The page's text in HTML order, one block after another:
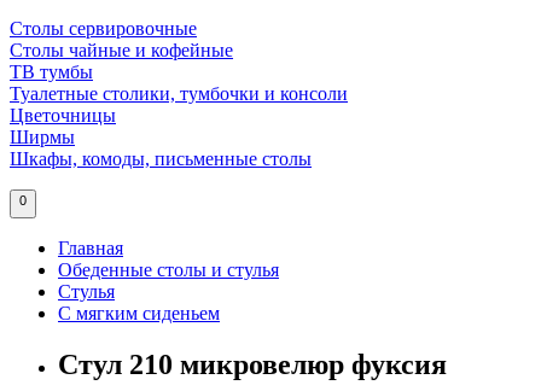
Столы сервировочные
Столы чайные и кофейные
ТВ тумбы
Туалетные столики, тумбочки и консоли
Цветочницы
Ширмы
Шкафы, комоды, письменные столы
0
Главная
Обеденные столы и стулья
Стулья
С мягким сиденьем
Стул 210 микровелюр фуксия